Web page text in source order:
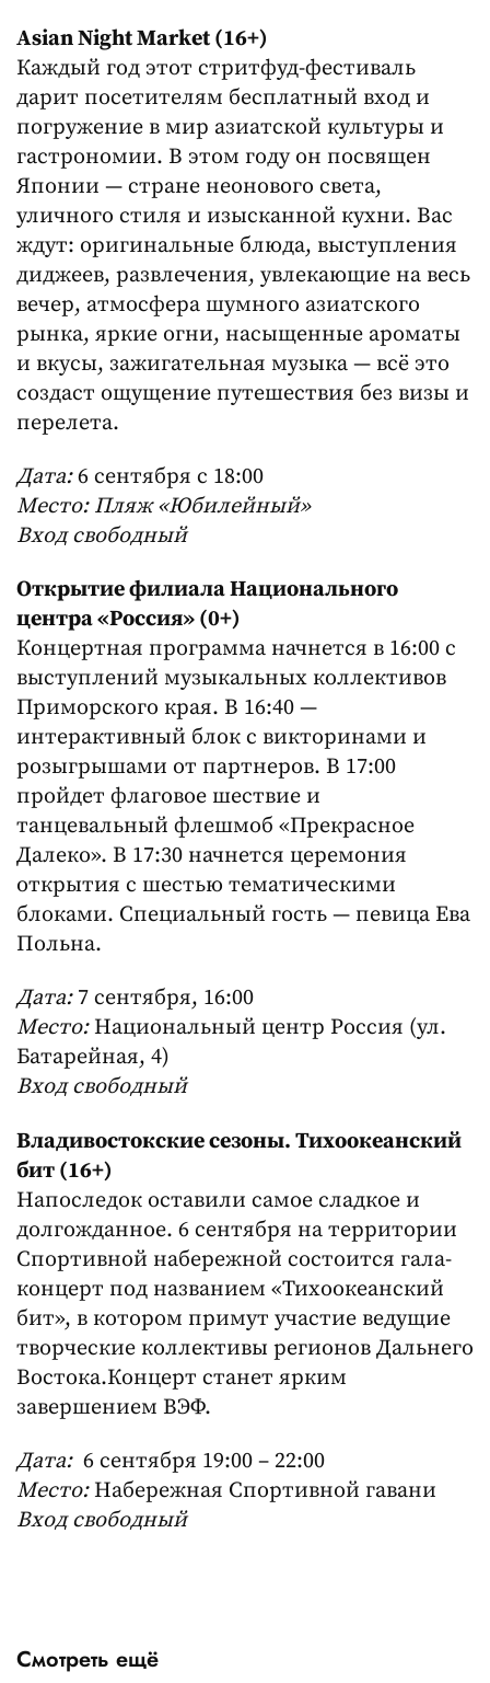
AsianNightMarket (16+)
Каждый год этот стритфуд-фестиваль
дарит посетителям бесплатный вход и
погружение в мир азиатской культуры и
гастрономии. В этом году он посвящен
Японии — стране неонового света,
уличного стиля и изысканной кухни. Вас
ждут: оригинальные блюда, выступления
диджеев, развлечения, увлекающие на весь
вечер, атмосфера шумного азиатского
рынка, яркие огни, насыщенные ароматы
и вкусы, зажигательная музыка — всё это
создаст ощущение путешествия без визы и
перелета.
Дата:6 сентября с 18:00
Место: Пляж «Юбилейный»
Вход свободный
Открытие филиала Национального
центра «Россия» (0+)
Концертная программа начнется в 16:00 с
выступлений музыкальных коллективов
Приморского края. В 16:40 —
интерактивный блок с викторинами и
розыгрышами от партнеров. В 17:00
пройдет флаговое шествие и
танцевальный флешмоб «Прекрасное
Далеко». В 17:30 начнется церемония
открытия с шестью тематическими
блоками. Специальный гость — певица Ева
Польна.
Дата: 7 сентября, 16:00
Место:Национальный центр Россия (ул.
Батарейная, 4)
Вход свободный
Владивостокские сезоны. Тихоокеанский
бит (16+)
Напоследок оставили самое сладкое и
долгожданное. 6 сентября на территории
Спортивной набережной состоится гала-
концерт под названием «Тихоокеанский
бит», в котором примут участие ведущие
творческие коллективы регионов Дальнего
Востока.Концерт станет ярким
завершением ВЭФ.
Дата: 6 сентября 19:00 – 22:00
Место:Набережная Спортивной гавани
Вход свободный
Смотреть ещё